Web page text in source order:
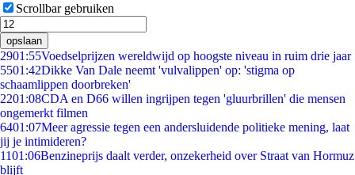
Scrollbar gebruiken
opslaan
2901:55Voedselprijzen wereldwijd op hoogste niveau in ruim drie jaar
5501:42Dikke Van Dale neemt 'vulvalippen' op: 'stigma op
schaamlippen doorbreken'
2201:08CDA en D66 willen ingrijpen tegen 'gluurbrillen' die mensen
ongemerkt filmen
6401:07Meer agressie tegen een andersluidende politieke mening, laat
jij je intimideren?
1101:06Benzineprijs daalt verder, onzekerheid over Straat van Hormuz
blijft